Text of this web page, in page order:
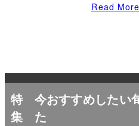
Read More
特
集
今おすすめしたい
た